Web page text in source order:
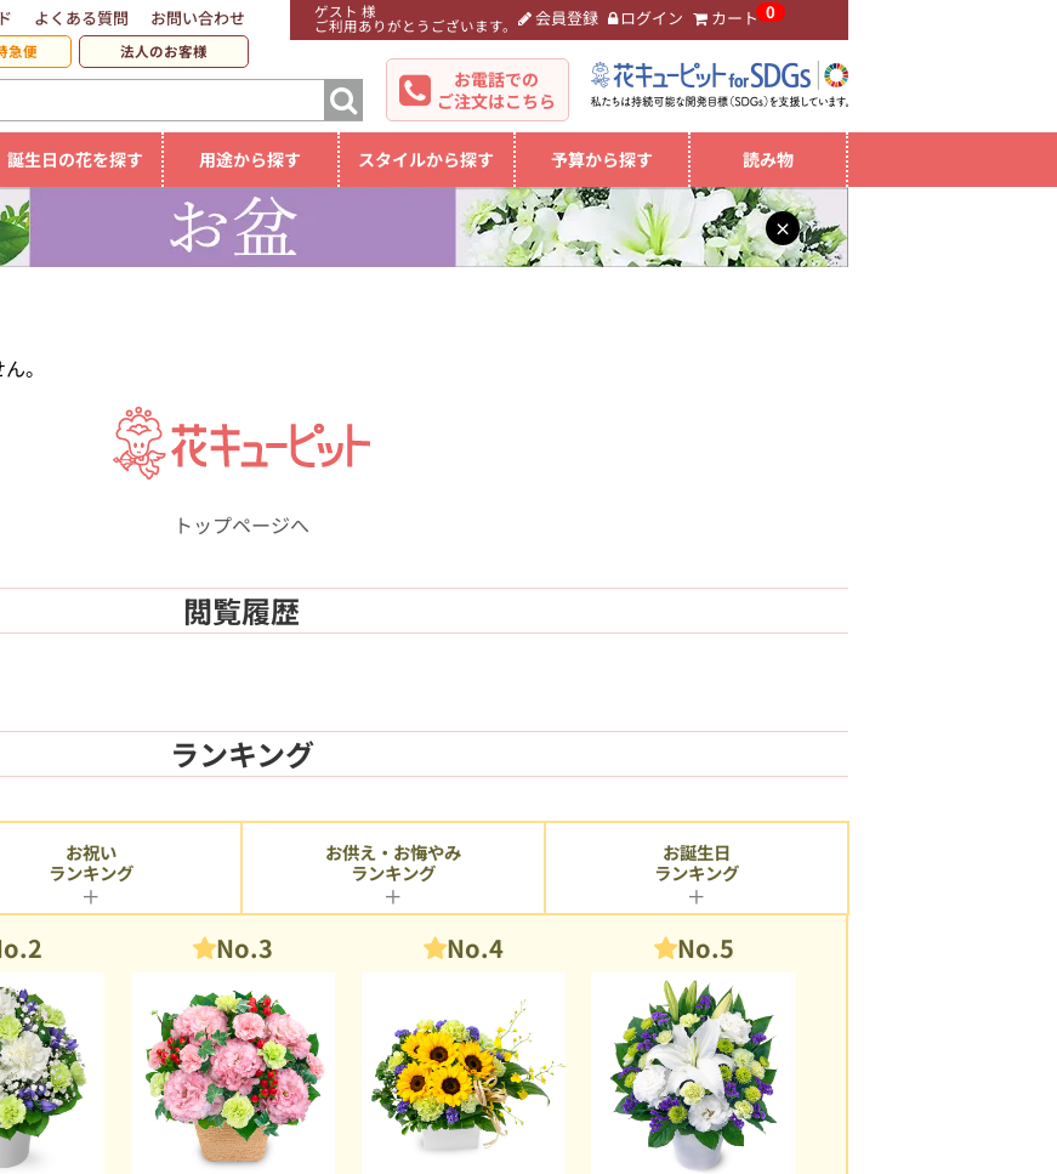
ゲスト 様
ご利用ありがとうございます。 会員登録 ログイン カート 0
よくある質問 お問い合わせ
急便 法人のお客様
お電話での
ご注文はこちら
誕生日の花を探す 用途から探す スタイルから探す 予算から探す 読み物
×
。
トップページへ
閲覧履歴
ランキング
No.3 No.4 No.5
お祝い
ランキング
お供え・お悔やみ
ランキング
お誕生日
ランキング